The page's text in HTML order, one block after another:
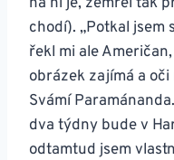
chodí). „Potkal jsem
řekl mi ale
obrázek zajímá a
Svámí
dva týdny bude v
odtamtud jsem